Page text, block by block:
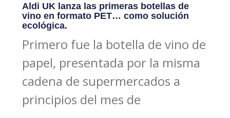
Aldi UK lanza las primeras botellas de
vino en formato PET… como solución
ecológica.
Primero fue la botella de vino de
papel, presentada por la misma
cadena de supermercados a
principios del mes de